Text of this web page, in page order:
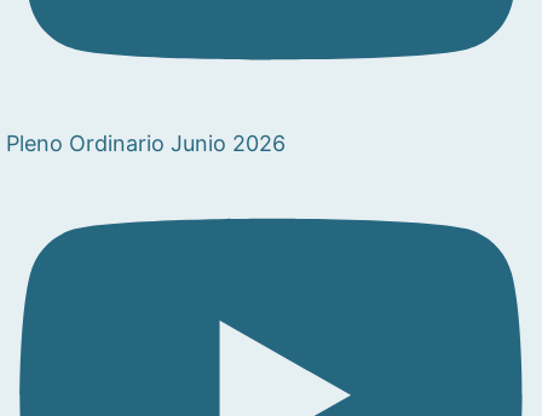
Pleno Ordinario Junio 2026